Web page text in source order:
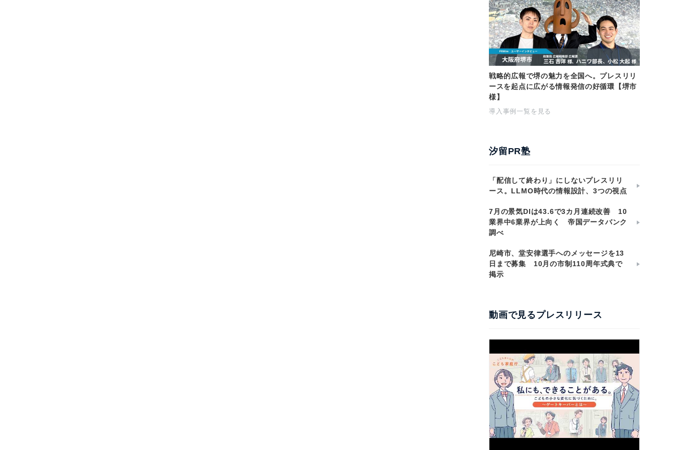
戦略的広報で堺の魅力を全国へ。プレスリリ
ースを起点に広がる情報発信の好循環【堺市
様】
導入事例一覧を見る
汐留PR塾
「配信して終わり」にしないプレスリリ
ース。LLMO時代の情報設計、3つの視点
7月の景気DIは43.6で3カ月連続改善 10
業界中6業界が上向く 帝国データバンク
調べ
尼崎市、堂安律選手へのメッセージを13
日まで募集 10月の市制110周年式典で
掲示
動画で見るプレスリリース